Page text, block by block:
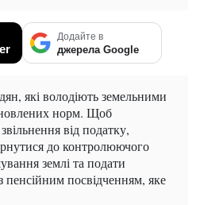
Додайте в
джерела Google
які володіють земельними
норм. Щоб
від податку,
до контролюючого
землі та подати
пенсійним посвідченням, яке